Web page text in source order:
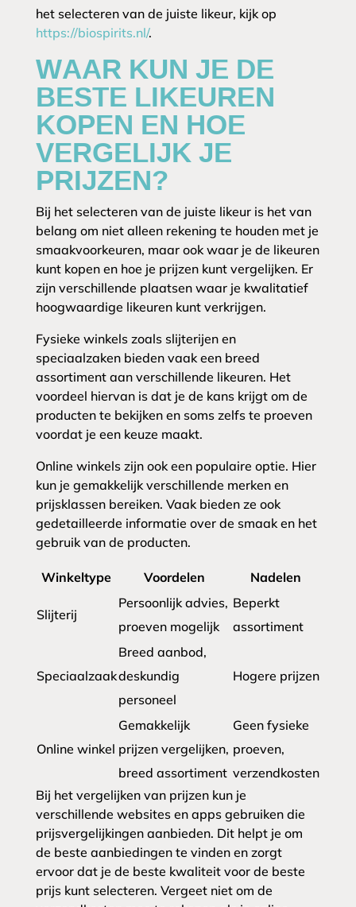
het selecteren van de juiste likeur, kijk op
https://biospirits.nl/.
WAAR KUN JE DE
BESTE LIKEUREN
KOPEN EN HOE
VERGELIJK JE
PRIJZEN?
Bij het selecteren van de juiste likeur is het van
belang om niet alleen rekening te houden met je
smaakvoorkeuren, maar ook waar je de likeuren
kunt kopen en hoe je prijzen kunt vergelijken. Er
zijn verschillende plaatsen waar je kwalitatief
hoogwaardige likeuren kunt verkrijgen.
Fysieke winkels zoals slijterijen en
speciaalzaken bieden vaak een breed
assortiment aan verschillende likeuren. Het
voordeel hiervan is dat je de kans krijgt om de
producten te bekijken en soms zelfs te proeven
voordat je een keuze maakt.
Online winkels zijn ook een populaire optie. Hier
kun je gemakkelijk verschillende merken en
prijsklassen bereiken. Vaak bieden ze ook
gedetailleerde informatie over de smaak en het
gebruik van de producten.
Winkeltype Voordelen Nadelen
Slijterij
Persoonlijk advies,
proeven mogelijk
Beperkt
assortiment
Speciaalzaak
Breed aanbod,
deskundig
personeel
Hogere prijzen
Online winkel
Gemakkelijk
prijzen vergelijken,
breed assortiment
Geen fysieke
proeven,
verzendkosten
Bij het vergelijken van prijzen kun je
verschillende websites en apps gebruiken die
prijsvergelijkingen aanbieden. Dit helpt je om
de beste aanbiedingen te vinden en zorgt
ervoor dat je de beste kwaliteit voor de beste
prijs kunt selecteren. Vergeet niet om de